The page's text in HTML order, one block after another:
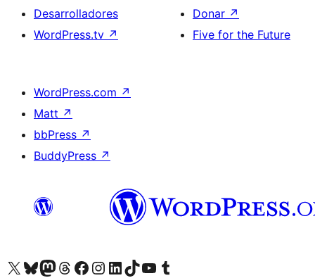
Desarrolladores
WordPress.tv ↗
Donar ↗
Five for the Future
WordPress.com ↗
Matt ↗
bbPress ↗
BuddyPress ↗
Visita nuestra cuenta de X (anteriormente Twitter)
Visita nuestra cuenta de Bluesky
Visita nuestra cuenta de Mastodon
Visita nuestra cuenta de Threads
Visita nuestra página de Facebook
Visita nuestra cuenta de Instagram
Visita nuestra cuenta de LinkedIn
Visita nuestra cuenta de TikTok
Visita nuestro canal de YouTube
Visita nuestra cuenta de Tumblr